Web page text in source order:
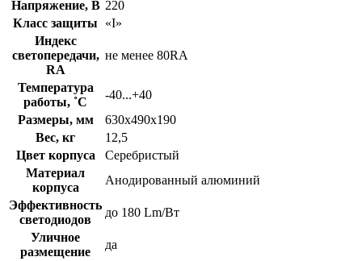
Напряжение, В 220
Класс защиты
«I»
Индекс
светопередачи,
RA
не менее 80RA
Температура
работы, ˚С
-40...+40
Размеры, мм
630х490х190
Вес, кг
12,5
Цвет корпуса
Серебристый
Материал
корпуса
Анодированный алюминий
Эффективность
светодиодов
до 180 Lm/Вт
Уличное
размещение
да